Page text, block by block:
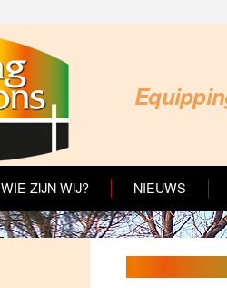
WIE ZIJN WIJ? NIEUWS